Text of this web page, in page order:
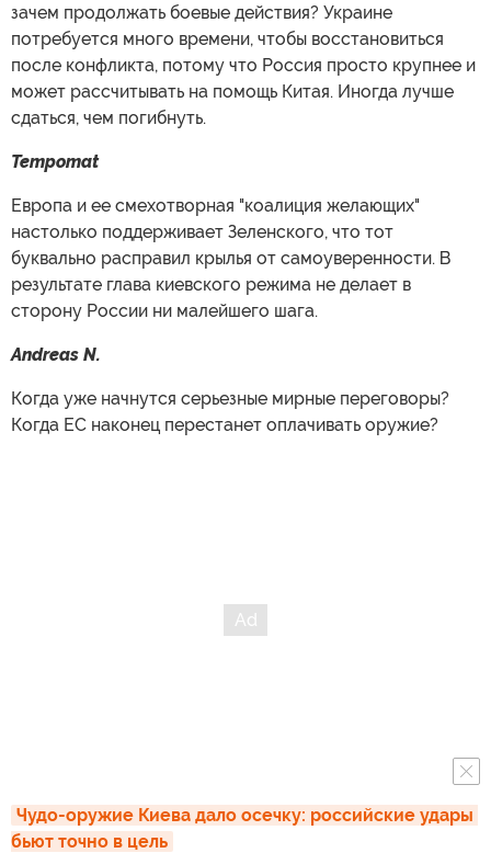
зачем продолжать боевые действия? Украине
потребуется много времени, чтобы восстановиться
после конфликта, потому что Россия просто крупнее и
может рассчитывать на помощь Китая. Иногда лучше
сдаться, чем погибнуть.
Tempomat
Европа и ее смехотворная "коалиция желающих"
настолько поддерживает Зеленского, что тот
буквально расправил крылья от самоуверенности. В
результате глава киевского режима не делает в
сторону России ни малейшего шага.
Andreas N.
Когда уже начнутся серьезные мирные переговоры?
Когда ЕС наконец перестанет оплачивать оружие?
Чудо-оружие Киева дало осечку: российские удары
бьют точно в цель